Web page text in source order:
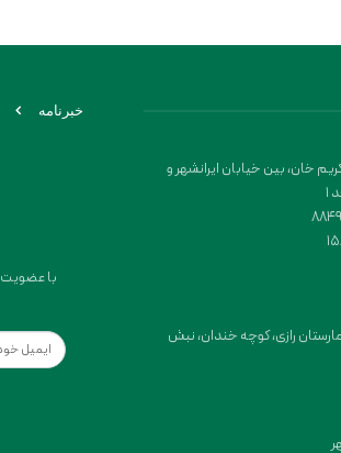
خان، بین خیابان ایرانشهر و
رازی، کوچه خندان، نبش
خبرنامه
با عضویت